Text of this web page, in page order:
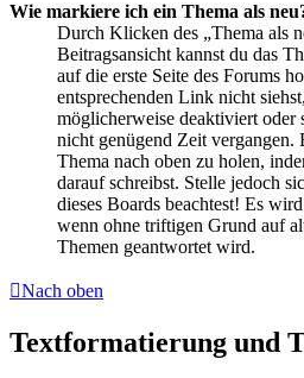
Wie markiere ich ein Thema als
Durch Klicken des „Thema als
Beitragsansicht kannst du das
auf die erste Seite des Forums
entsprechenden Link nicht
möglicherweise deaktiviert oder
nicht genügend Zeit vergangen.
Thema nach oben zu holen,
darauf schreibst. Stelle jedoch
dieses Boards beachtest! Es
wenn ohne triftigen Grund auf
Themen geantwortet wird.
Nach oben
Textformatierung und